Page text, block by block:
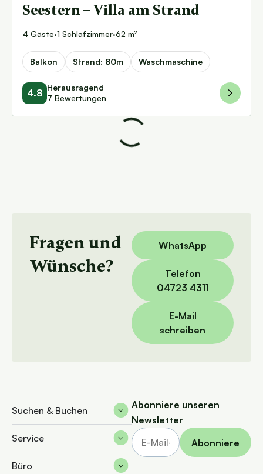
Seestern – Villa am Strand
4 Gäste·1 Schlafzimmer·62 m²
Balkon Strand: 80m Waschmaschine
4.8 Herausragend
7 Bewertungen
Fragen und
Wünsche?
WhatsApp
Telefon
04723 4311
E-Mail
schreiben
Suchen & Buchen
Service
Büro
Abonniere unseren
Newsletter